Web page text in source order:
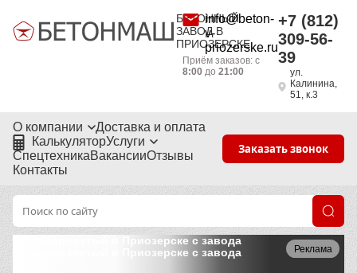
БЕТОННЫЙ
ЗАВОД В
ПРИОЗЕРСКЕ
info@beton-
v-
priozerske.ru
Приём заказов: с
8:00 до 21:00
+7 (812)
309-56-
39
ул.
Калинина,
51, к.3
О компании
Доставка и оплата
КалькуляторУслуги
СпецтехникаВакансииОтзывы
Контакты
Заказать звонок
Реклама
Швеллер гнутый в Приозерске с завода
Швеллер гнутый в Приозерске с завода